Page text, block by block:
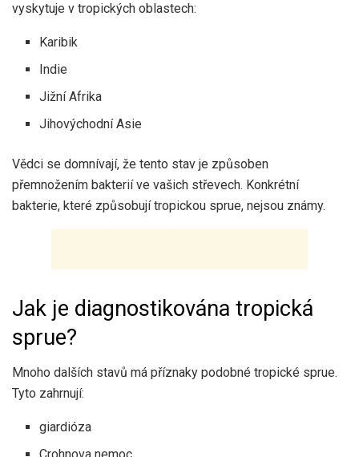
vyskytuje v tropických oblastech:
Karibik
Indie
Jižní Afrika
Jihovýchodní Asie
Vědci se domnívají, že tento stav je způsoben
přemnožením bakterií ve vašich střevech. Konkrétní
bakterie, které způsobují tropickou sprue, nejsou známy.
Jak je diagnostikována tropická
sprue?
Mnoho dalších stavů má příznaky podobné tropické sprue.
Tyto zahrnují:
giardióza